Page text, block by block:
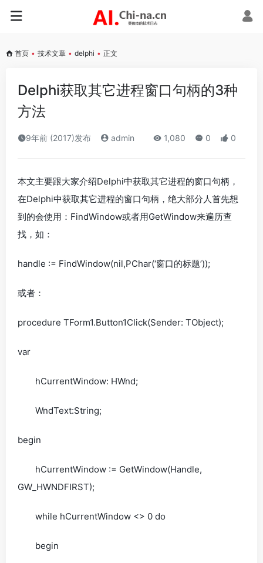
首页 • 技术文章 • delphi • 正文
Delphi获取其它进程窗口句柄的3种
方法
9年前 (2017)发布 admin 1,080 0 0
本文主要跟大家介绍Delphi中获取其它进程的窗口句柄，
在Delphi中获取其它进程的窗口句柄，绝大部分人首先想
到的会使用：FindWindow或者用GetWindow来遍历查
找，如：
handle := FindWindow(nil,PChar(‘窗口的标题’));
或者：
procedure TForm1.Button1Click(Sender: TObject);
var
hCurrentWindow: HWnd;
WndText:String;
begin
hCurrentWindow := GetWindow(Handle,
GW_HWNDFIRST);
while hCurrentWindow <> 0 do
begin